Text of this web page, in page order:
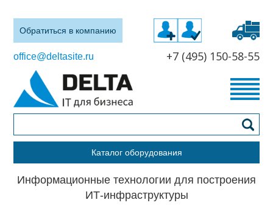
Обратиться в компанию
office@deltasite.ru +7 (495) 150-58-55
Каталог оборудования
Информационные технологии для построения
ИТ-инфраструктуры